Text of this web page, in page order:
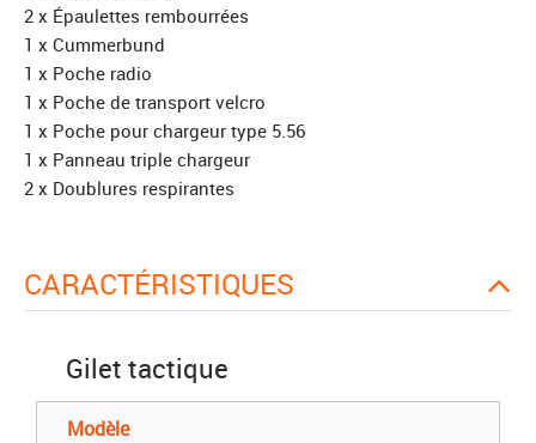
2 x Épaulettes rembourrées
1 x Cummerbund
1 x Poche radio
1 x Poche de transport velcro
1 x Poche pour chargeur type 5.56
1 x Panneau triple chargeur
2 x Doublures respirantes
CARACTÉRISTIQUES
Gilet tactique
Modèle